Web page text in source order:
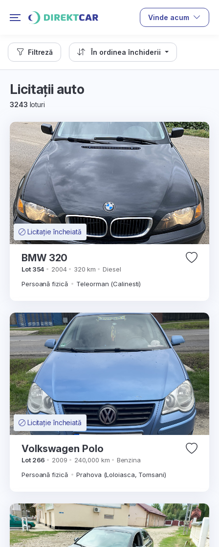
Vinde acum
Filtreză În ordinea închiderii
Licitații auto
3243 loturi
Licitație încheiată
BMW 320
Lot 354 2004 320 km
Diesel
Persoană fizică
Teleorman (Calinesti)
Licitație încheiată
Volkswagen Polo
Lot 266 2009 240,000 km
Benzina
Persoană fizică
Prahova (Loloiasca, Tomsani)